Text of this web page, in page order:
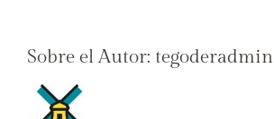
Sobre el Autor: tegoderadmin